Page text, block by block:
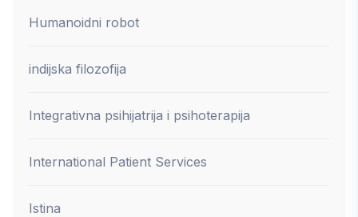
Humanoidni robot
indijska filozofija
Integrativna psihijatrija i psihoterapija
International Patient Services
Istina